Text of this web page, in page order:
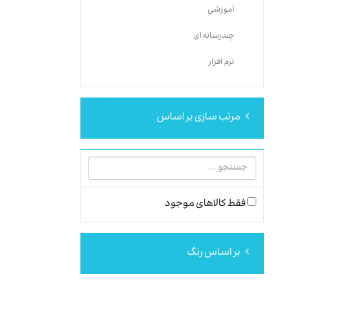
آموزشی
چندرسانه ای
نرم افزار
مرتب سازی بر اساس
فقط کالاهای موجود
بر اساس رنگ